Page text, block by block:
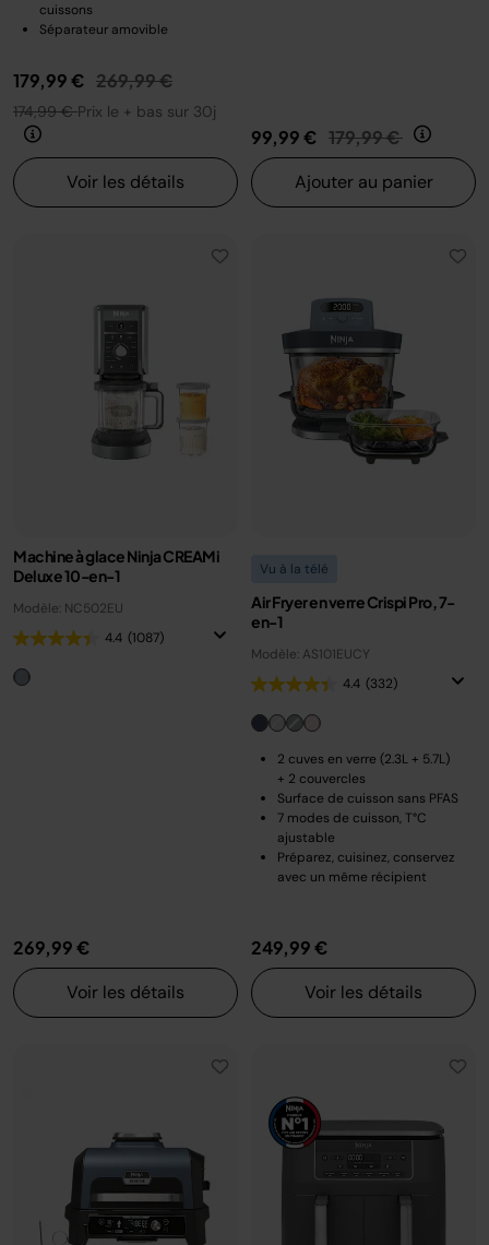
cuissons
Séparateur amovible
179,99 € Prix réduit de
269,99 €au
174,99 €Prix le + bas sur 30j
Voir les détails
99,99 € Prix réduit de
179,99 € au
Ajouter au panier
Machine à glace Ninja CREAMi
Deluxe 10-en-1
Modèle: NC502EU
4.4 (1087)
269,99 €
Voir les détails
Vu à la télé
Air Fryer en verre Crispi Pro, 7-
en-1
Modèle: AS101EUCY
4.4 (332)
2 cuves en verre (2.3L + 5.7L)
+ 2 couvercles
Surface de cuisson sans PFAS
7 modes de cuisson, T°C
ajustable
Préparez, cuisinez, conservez
avec un même récipient
249,99 €
Voir les détails